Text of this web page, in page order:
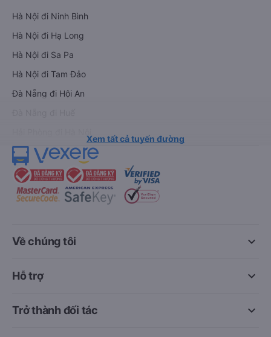
Hà Nội đi Ninh Bình
Hà Nội đi Hạ Long
Hà Nội đi Sa Pa
Hà Nội đi Tam Đảo
Đà Nẵng đi Hội An
Xem tất cả tuyến đường
keyboard_arrow_down
Về chúng tôi
keyboard_arrow_down
Hỗ trợ
keyboard_arrow_down
Trở thành đối tác